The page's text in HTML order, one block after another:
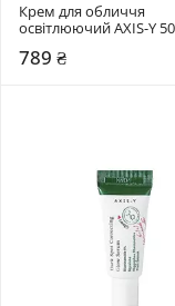
Крем для обличчя
освітлюючий AXIS-Y
Cream
789 ₴